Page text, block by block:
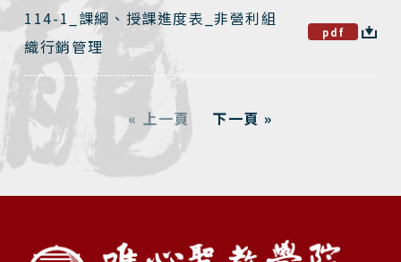
114-1_課綱、授課進度表_非營利組
織行銷管理
pdf
« 上一頁 下一頁 »